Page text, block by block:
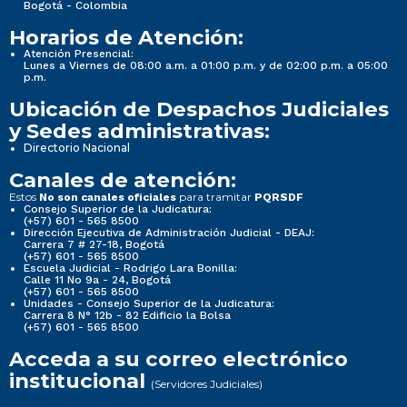
Nueva imagen (2) (2)
3.1 Normativa de la Seccional
3.1.1 Sistema de búsquedas de normas, propio de
la entidad.
Nueva imagen (2) (2)
3.1 Normativa de la Seccional
3.1.1 Sistema de búsquedas de normas, propio de
la entidad.
Bogotá - Colombia
Horarios de Atención:
Atención Presencial:
Lunes a Viernes de 08:00 a.m. a 01:00 p.m. y de 02:00 p.m. a 05:00
p.m.
Ubicación de Despachos Judiciales
y Sedes administrativas:
Directorio Nacional
Canales de atención:
Estos No son canales oficiales para tramitar PQRSDF
Consejo Superior de la Judicatura:
(+57) 601 - 565 8500
Dirección Ejecutiva de Administración Judicial - DEAJ:
Carrera 7 # 27-18, Bogotá
(+57) 601 - 565 8500
Escuela Judicial - Rodrigo Lara Bonilla:
Calle 11 No 9a - 24, Bogotá
(+57) 601 - 565 8500
Unidades - Consejo Superior de la Judicatura:
Carrera 8 N° 12b - 82 Edificio la Bolsa
(+57) 601 - 565 8500
Acceda a su correo electrónico
institucional (Servidores Judiciales)